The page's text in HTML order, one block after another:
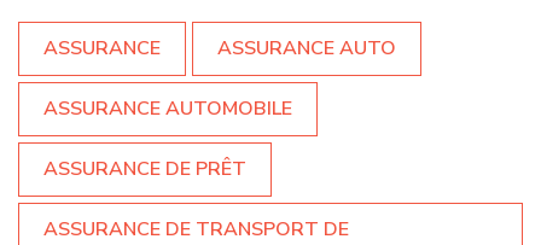
ASSURANCE ASSURANCE AUTO
ASSURANCE AUTOMOBILE
ASSURANCE DE PRÊT
ASSURANCE DE TRANSPORT DE